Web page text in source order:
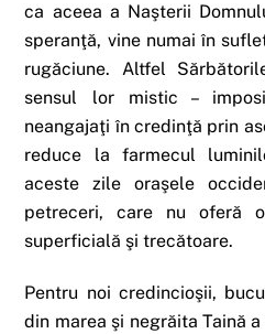
ca aceea a Naşterii
speranţă, vine numai în
rugăciune. Altfel
sensul lor mistic –
neangajaţi în credinţă prin
reduce la farmecul
aceste zile oraşele
petreceri, care nu oferă
superficială şi trecătoare.
Pentru noi credincioşii,
din marea şi negrăita Taină